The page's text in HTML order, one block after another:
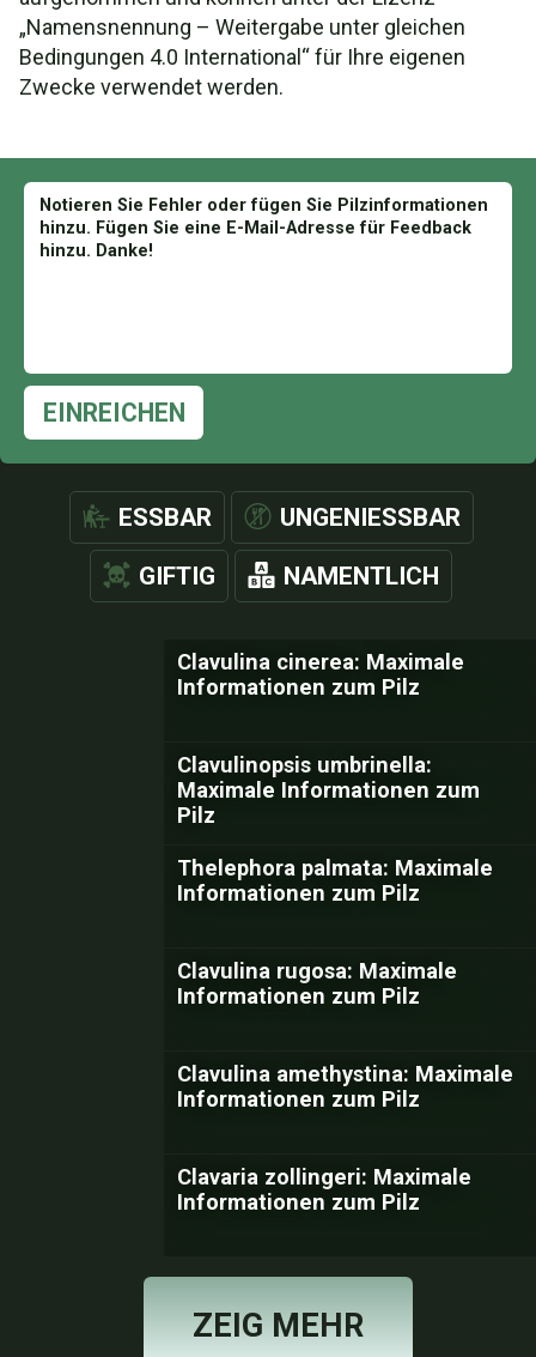
„Namensnennung – Weitergabe unter gleichen
Bedingungen 4.0 International“ für Ihre eigenen
Zwecke verwendet werden.
EINREICHEN
ESSBAR UNGENIESSBAR
GIFTIG NAMENTLICH
Clavulina cinerea: Maximale
Informationen zum Pilz
Clavulinopsis umbrinella:
Maximale Informationen zum
Pilz
Thelephora palmata: Maximale
Informationen zum Pilz
Clavulina rugosa: Maximale
Informationen zum Pilz
Clavulina amethystina: Maximale
Informationen zum Pilz
Clavaria zollingeri: Maximale
Informationen zum Pilz
ZEIG MEHR